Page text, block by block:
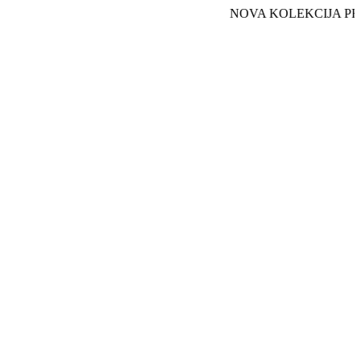
NOVA KOLEKCIJA